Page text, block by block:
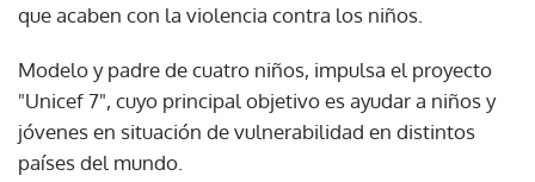
que acaben con la violencia contra los niños.
Modelo y padre de cuatro niños, impulsa el proyecto
"Unicef 7", cuyo principal objetivo es ayudar a niños y
jóvenes en situación de vulnerabilidad en distintos
países del mundo.